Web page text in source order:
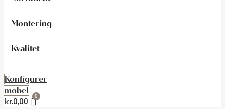
Montering
Kvalitet
Konfigurer
møbel
kr.0,00